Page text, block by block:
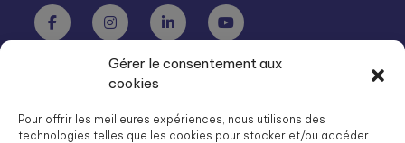
Gérer le consentement aux
cookies
Pour offrir les meilleures expériences, nous utilisons des
technologies telles que les cookies pour stocker et/ou accéder
Groupe SOS Seniors est une association du Groupe SOS
dg.seniors@groupe-sos.org